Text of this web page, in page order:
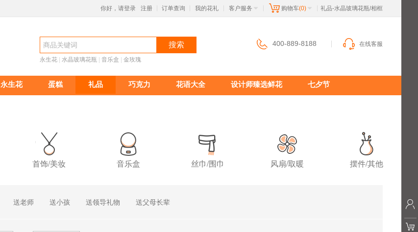
你好，请登录 注册 订单查询 我的花礼 客户服务 购物车(0) 礼品-水晶玻璃花瓶/相框
搜索
永生花 水晶玻璃花瓶 音乐盒 金玫瑰
400-889-8188 在线客服
永生花 蛋糕 礼品 巧克力 花语大全 设计师臻选鲜花 七夕节
首饰/美妆 音乐盒 丝巾/围巾 风扇/取暖 摆件/其他
送老师 送小孩 送领导礼物 送父母长辈